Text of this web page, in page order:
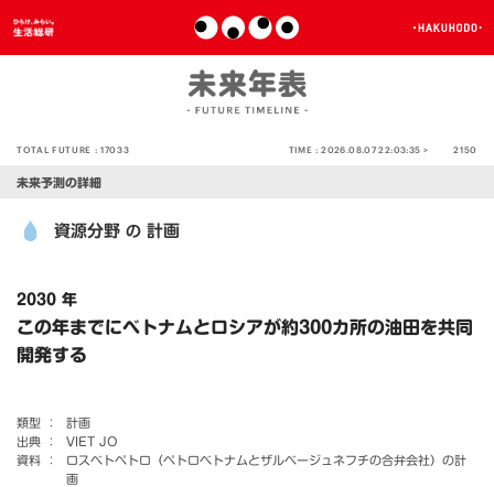
TOTAL FUTURE :17033 TIME :2026.08.07 22:03:35 > 2150
未来予測の詳細
資源分野 の 計画
2030 年
この年までにベトナムとロシアが約300カ所の油田を共同
開発する
類型 ：
計画
出典 ：
VIET JO
資料 ：
ロスベトペトロ（ペトロベトナムとザルベージュネフチの合弁会社）の計
画